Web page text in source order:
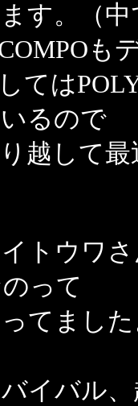
す。（
も
ては
るので
越して最
トウワ
って
てまし
イバル